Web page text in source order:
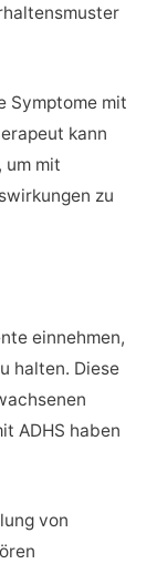
Symptome mit
kann
um mit
zu
einnehmen,
halten. Diese
ADHS haben
von